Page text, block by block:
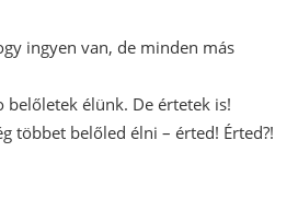
ingyen van, de minden más
belőletek élünk. De értetek is!
többet belőled élni – érted! Érted?!